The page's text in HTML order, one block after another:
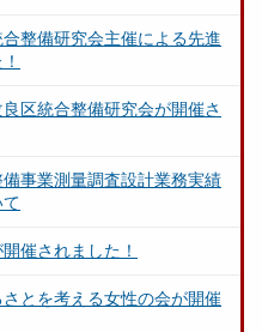
整備研究会主催による先進
区統合整備研究会が開催さ
事業測量調査設計業務実績
催されました！
とを考える女性の会が開催